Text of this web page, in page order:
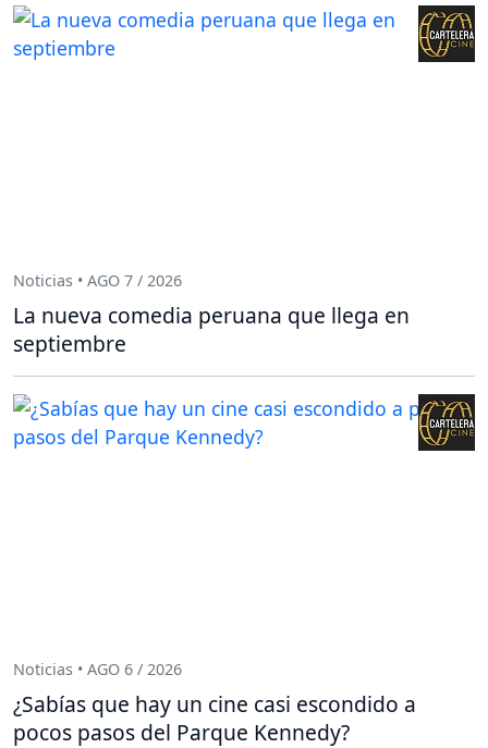
Noticias • AGO 7 / 2026
La nueva comedia peruana que llega en
septiembre
Noticias • AGO 6 / 2026
¿Sabías que hay un cine casi escondido a
pocos pasos del Parque Kennedy?